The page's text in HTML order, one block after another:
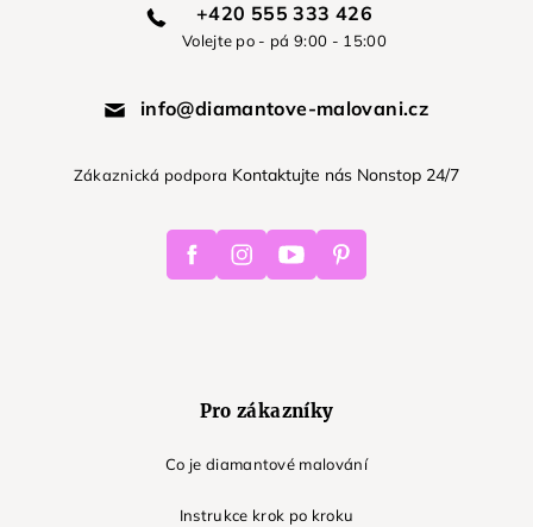
+420 555 333 426
Volejte po - pá 9:00 - 15:00
info@diamantove-malovani.cz
Zákaznická podpora Kontaktujte nás Nonstop 24/7
FacebookInstagramYoutube Pinterest
Pro zákazníky
Co je diamantové malování
Instrukce krok po kroku